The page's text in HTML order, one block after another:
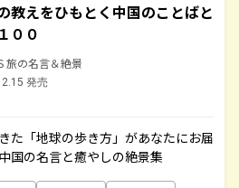
教えをひもとく中国のことばと
００
旅の名言＆絶景
発売
た「地球の歩き方」があなたにお届
国の名言と癒やしの絶景集